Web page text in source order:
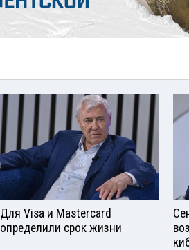
Для Visа и Mastercard
определили срок жизни